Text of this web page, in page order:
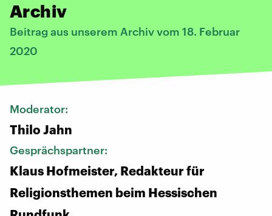
Archiv
Beitrag aus unserem Archiv vom 18. Februar
2020
Moderator:
Thilo Jahn
Gesprächspartner:
Klaus Hofmeister, Redakteur für
Religionsthemen beim Hessischen